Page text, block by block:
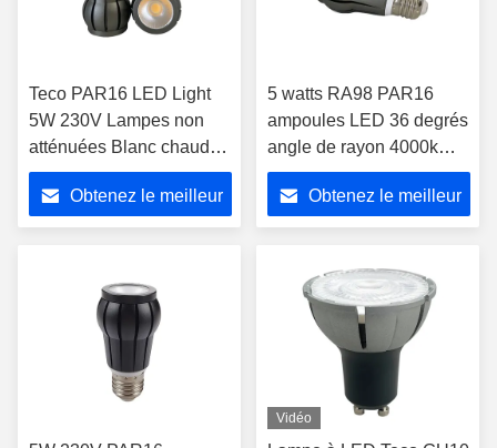
Teco PAR16 LED Light
5W 230V Lampes non
atténuées Blanc chaud
Pour le restaurant
Obtenez le meilleur
5 watts RA98 PAR16
ampoules LED 36 degrés
angle de rayon 4000k
Nature Blanc
Obtenez le meilleur
Vidéo